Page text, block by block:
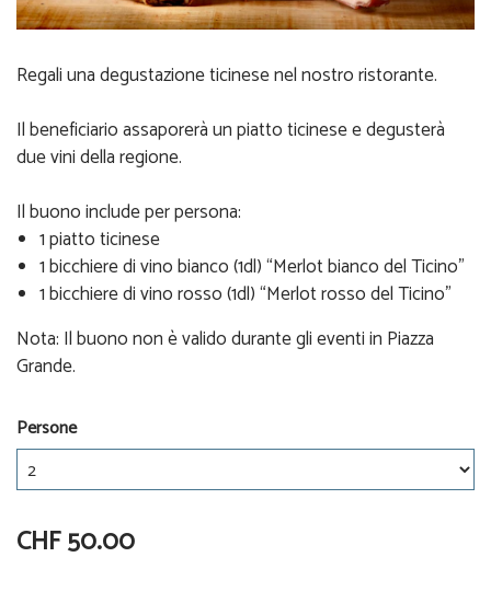
Regali una degustazione ticinese nel nostro ristorante.
Il beneficiario assaporerà un piatto ticinese e degusterà
due vini della regione.
Il buono include per persona:
1 piatto ticinese
1 bicchiere di vino bianco (1dl) “Merlot bianco del Ticino”
1 bicchiere di vino rosso (1dl) “Merlot rosso del Ticino”
Nota: Il buono non è valido durante gli eventi in Piazza
Grande.
Persone
CHF 50.00